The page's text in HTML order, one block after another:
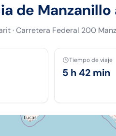
de Manzanillo
·Carretera Federal 200
Tiempo de viaje
5 h 42 min